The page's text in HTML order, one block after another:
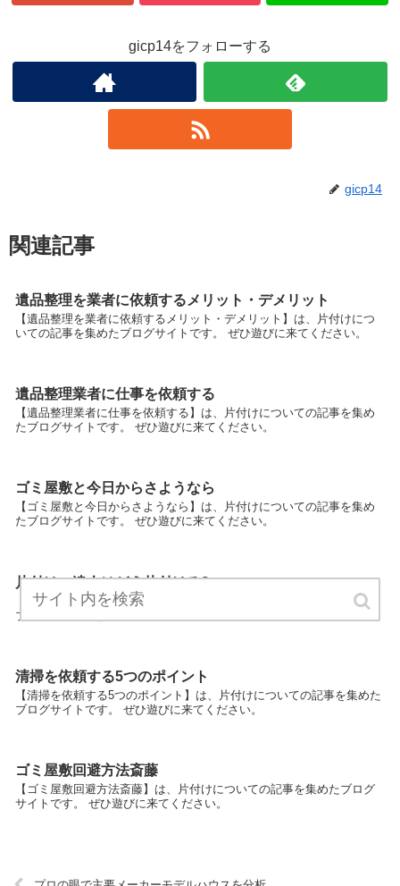
gicp14をフォローする
gicp14
関連記事
遺品整理を業者に依頼するメリット・デメリット
【遺品整理を業者に依頼するメリット・デメリット】は、片付けにつ
いての記事を集めたブログサイトです。 ぜひ遊びに来てください。
遺品整理業者に仕事を依頼する
【遺品整理業者に仕事を依頼する】は、片付けについての記事を集め
たブログサイトです。 ぜひ遊びに来てください。
ゴミ屋敷と今日からさようなら
【ゴミ屋敷と今日からさようなら】は、片付けについての記事を集め
たブログサイトです。 ぜひ遊びに来てください。
片付けの達人はどう片付ける?
【片付けの達人はどう片付ける?】は、片付けについての記事を集めた
ブログサイトです。 ぜひ遊びに来てください。
清掃を依頼する5つのポイント
【清掃を依頼する5つのポイント】は、片付けについての記事を集めた
ブログサイトです。 ぜひ遊びに来てください。
ゴミ屋敷回避方法斎藤
【ゴミ屋敷回避方法斎藤】は、片付けについての記事を集めたブログ
サイトです。 ぜひ遊びに来てください。